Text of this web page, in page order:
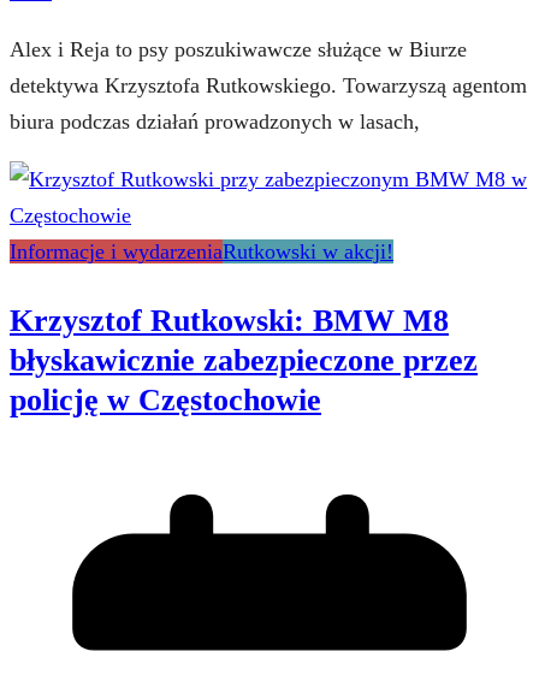
Alex i Reja to psy poszukiwawcze służące w Biurze
detektywa Krzysztofa Rutkowskiego. Towarzyszą agentom
biura podczas działań prowadzonych w lasach,
Informacje i wydarzeniaRutkowski w akcji!
Krzysztof Rutkowski: BMW M8
błyskawicznie zabezpieczone przez
policję w Częstochowie